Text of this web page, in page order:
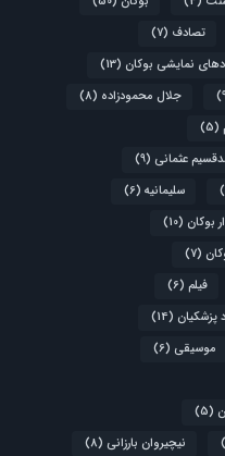
تصادف (7)
نمایشی بوکان (13)
جلال محمودزاده (8)
(5)
عثمانی (9)
سلیمانیه (6)
بوکان (10)
(7)
فیلم (6)
پزشکیان (14)
موسیقی (6)
(5)
نیچیروان بارزانی (8)